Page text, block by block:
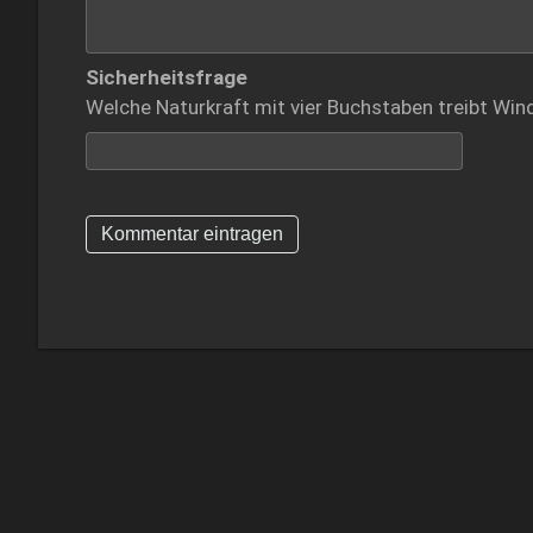
Sicherheitsfrage
Welche Naturkraft mit vier Buchstaben treibt